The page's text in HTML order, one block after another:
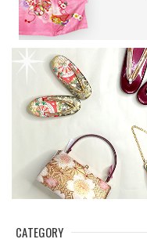
CATEGORY